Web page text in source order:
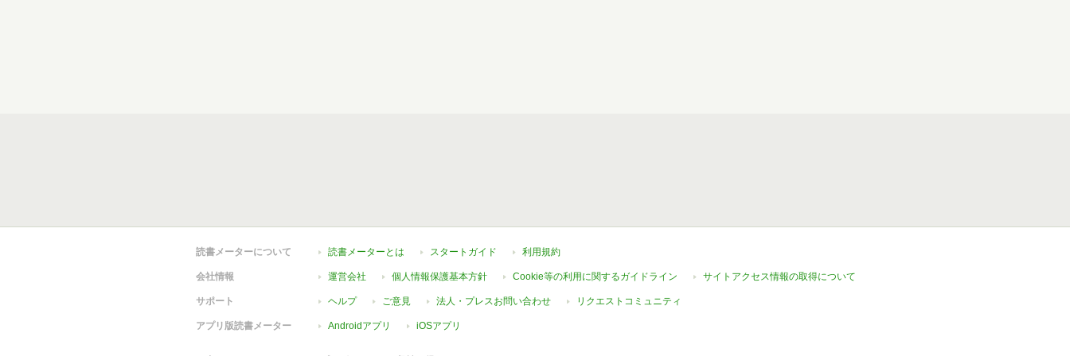
読書メーターについて 読書メーターとは スタートガイド 利用規約
会社情報 運営会社 個人情報保護基本方針 Cookie等の利用に関するガイドライン サイトアクセス情報の取得について
サポート ヘルプ ご意見 法人・プレスお問い合わせ リクエストコミュニティ
アプリ版読書メーター Androidアプリ iOSアプリ